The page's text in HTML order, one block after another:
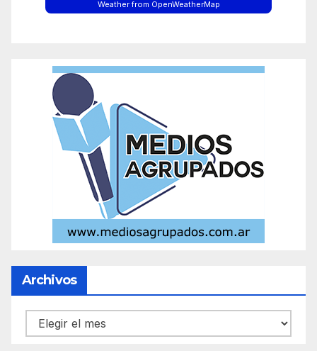
Weather from OpenWeatherMap
Archivos
Archivos